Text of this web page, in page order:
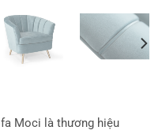
Moci là thương hiệu